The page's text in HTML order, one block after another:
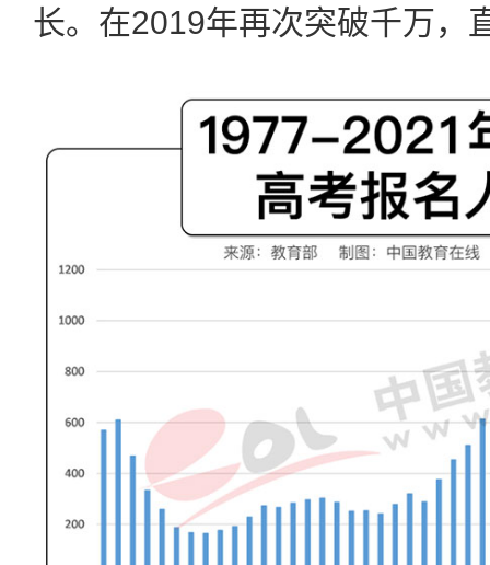
长。在2019年再次突破千万，